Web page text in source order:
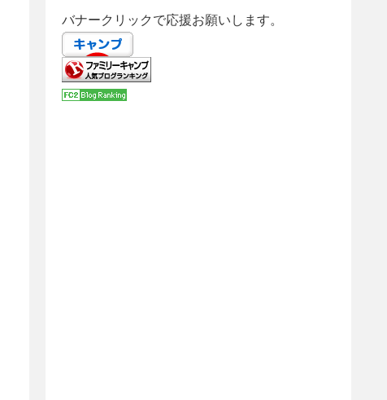
バナークリックで応援お願いします。